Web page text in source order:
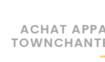
ACHAT